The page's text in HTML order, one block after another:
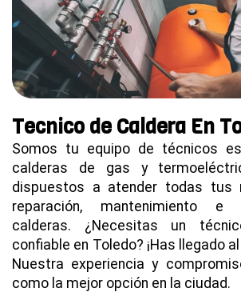
Tecnico de Caldera En
Somos tu equipo de técnicos
calderas de gas y
dispuestos a atender todas tus
reparación, mantenimiento e
calderas. ¿Necesitas un
confiable en Toledo? ¡Has llegado
Nuestra experiencia y
como la mejor opción en la ciudad.